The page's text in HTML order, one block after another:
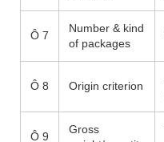
Ô 7
Number & kind
of packages
Ô 8 Origin criterion
Ô 9
Gross